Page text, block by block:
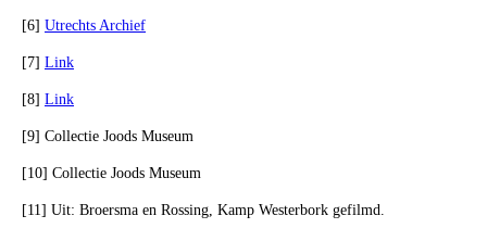
[6] Utrechts Archief
[7] Link
[8] Link
[9] Collectie Joods Museum
[10] Collectie Joods Museum
[11] Uit: Broersma en Rossing, Kamp Westerbork gefilmd.